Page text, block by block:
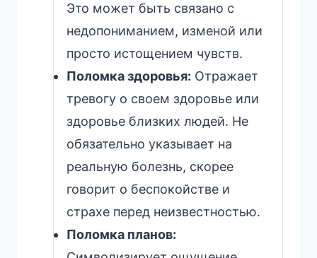
Это может быть связано с
недопониманием, изменой или
просто истощением чувств.
Поломка здоровья: Отражает
тревогу о своем здоровье или
здоровье близких людей. Не
обязательно указывает на
реальную болезнь, скорее
говорит о беспокойстве и
страхе перед неизвестностью.
Поломка планов: